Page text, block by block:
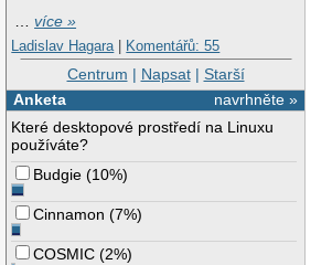
…více »
Ladislav Hagara | Komentářů: 55
Centrum | Napsat| Starší
navrhněte »
Anketa
Které desktopové prostředí na Linuxu
používáte?
Budgie (10%)
Cinnamon (7%)
COSMIC (2%)